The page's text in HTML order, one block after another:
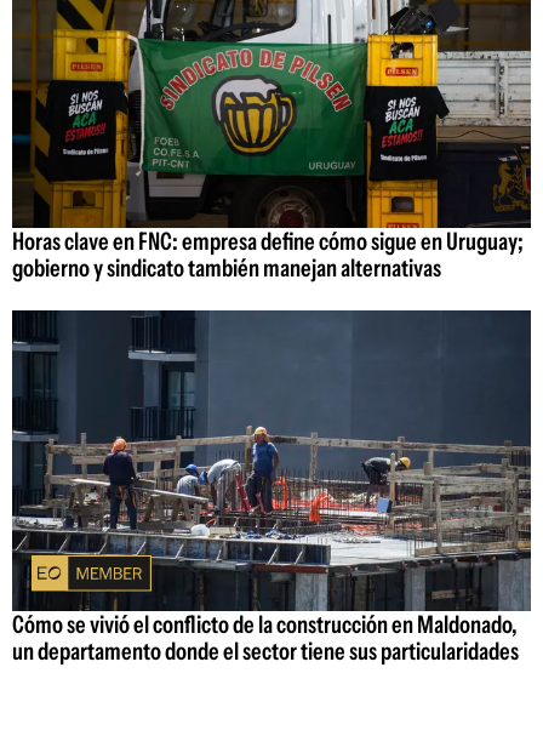
Horas clave en FNC: empresa define cómo sigue en Uruguay;
gobierno y sindicato también manejan alternativas
Cómo se vivió el conflicto de la construcción en Maldonado,
un departamento donde el sector tiene sus particularidades